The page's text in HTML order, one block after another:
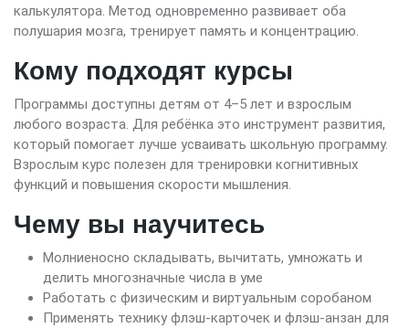
калькулятора. Метод одновременно развивает оба
полушария мозга, тренирует память и концентрацию.
Кому подходят курсы
Программы доступны детям от 4–5 лет и взрослым
любого возраста. Для ребёнка это инструмент развития,
который помогает лучше усваивать школьную программу.
Взрослым курс полезен для тренировки когнитивных
функций и повышения скорости мышления.
Чему вы научитесь
Молниеносно складывать, вычитать, умножать и
делить многозначные числа в уме
Работать с физическим и виртуальным соробаном
Применять технику флэш-карточек и флэш-анзан для